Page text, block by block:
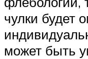
чулки будет
может быть